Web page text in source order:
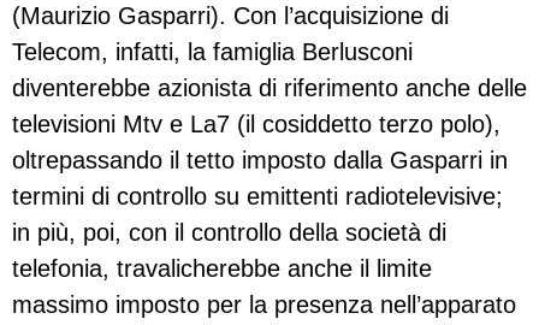
(Maurizio Gasparri). Con l’acquisizione di
Telecom, infatti, la famiglia Berlusconi
diventerebbe azionista di riferimento anche delle
televisioni Mtv e La7 (il cosiddetto terzo polo),
oltrepassando il tetto imposto dalla Gasparri in
termini di controllo su emittenti radiotelevisive;
in più, poi, con il controllo della società di
telefonia, travalicherebbe anche il limite
massimo imposto per la presenza nell’apparato